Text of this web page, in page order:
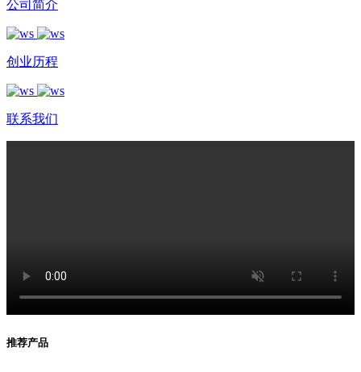
公司简介
创业历程
联系我们
推荐产品